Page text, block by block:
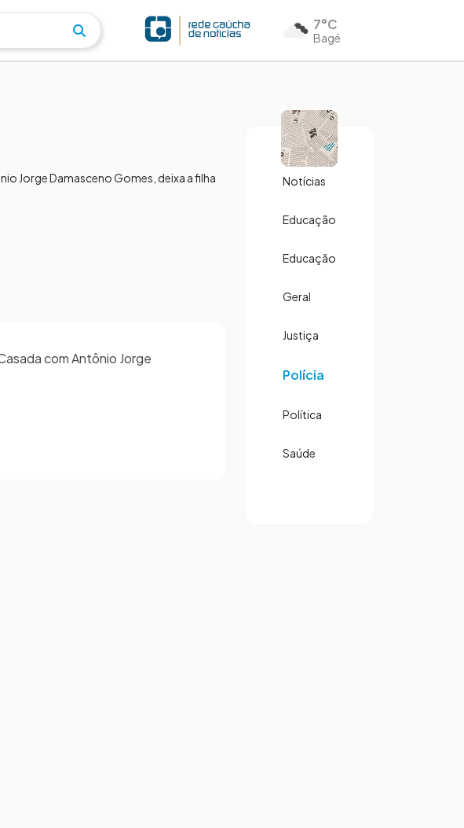
7°C
Bagé
Jorge Damasceno Gomes, deixa a filha
com Antônio Jorge
Notícias
Educação
Educação
Geral
Justiça
Polícia
Política
Saúde